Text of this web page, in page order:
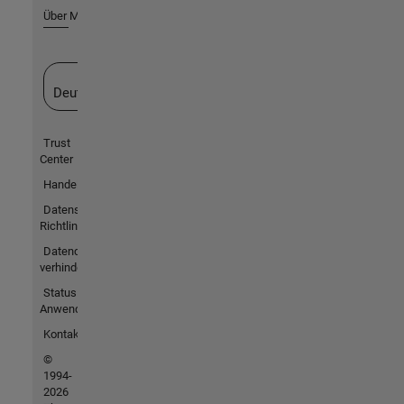
Über MathWorks
Deutschland
Trust
Center
Handelsmarken
Datenschutz-
Richtlinien
Datendiebstahl
verhindern
Status von
Anwendungen
Kontakt
©
1994-
2026